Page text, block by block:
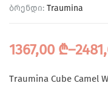
ბრენდი: Traumina
1367,00 ₾–
Traumina Cube Camel